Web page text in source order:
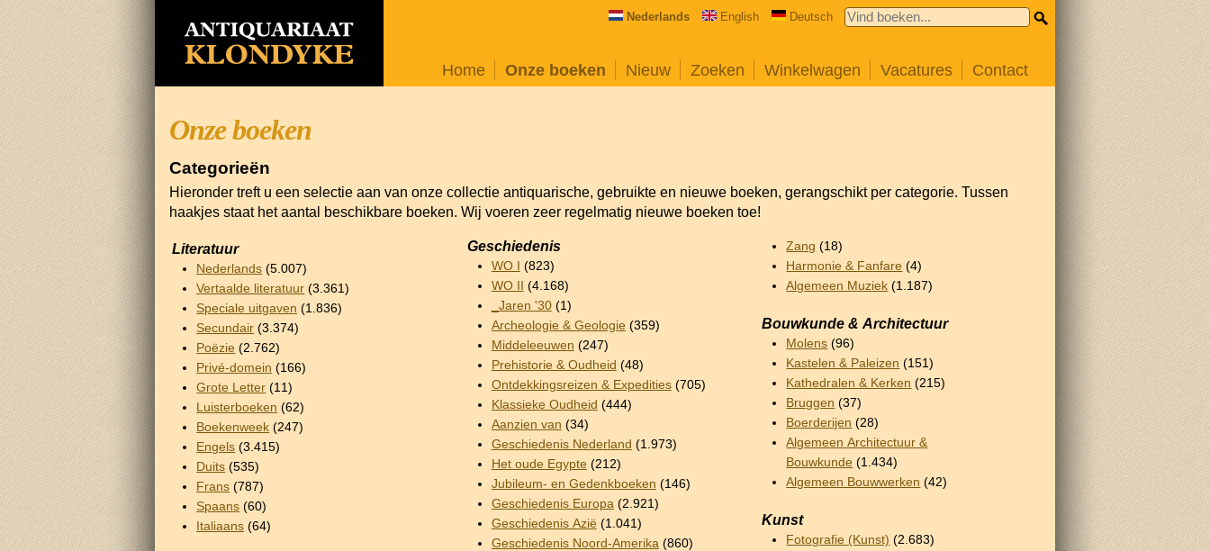
Nederlands English Deutsch
Home Onze boeken Nieuw Zoeken Winkelwagen Vacatures Contact
Onze boeken
Categorieën
Hieronder treft u een selectie aan van onze collectie antiquarische, gebruikte en nieuwe boeken, gerangschikt per categorie. Tussen
haakjes staat het aantal beschikbare boeken. Wij voeren zeer regelmatig nieuwe boeken toe!
Literatuur
Nederlands (5.007)
Vertaalde literatuur (3.361)
Speciale uitgaven (1.836)
Secundair (3.374)
Poëzie (2.762)
Privé-domein (166)
Grote Letter (11)
Luisterboeken (62)
Boekenweek (247)
Engels (3.415)
Duits (535)
Frans (787)
Spaans (60)
Italiaans (64)
Geschiedenis
WO I (823)
WO II (4.168)
_Jaren '30(1)
Archeologie & Geologie (359)
Middeleeuwen (247)
Prehistorie & Oudheid (48)
Ontdekkingsreizen & Expedities(705)
Klassieke Oudheid (444)
Aanzien van (34)
Geschiedenis Nederland (1.973)
Het oude Egypte (212)
Jubileum- en Gedenkboeken (146)
Geschiedenis Europa (2.921)
Geschiedenis Azië (1.041)
Geschiedenis Noord-Amerika (860)
Zang (18)
Harmonie & Fanfare (4)
Algemeen Muziek (1.187)
Bouwkunde & Architectuur
Molens (96)
Kastelen & Paleizen (151)
Kathedralen & Kerken (215)
Bruggen (37)
Boerderijen (28)
Algemeen Architectuur &
Bouwkunde (1.434)
Algemeen Bouwwerken (42)
Kunst
Fotografie (Kunst) (2.683)